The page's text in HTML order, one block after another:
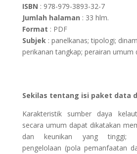
ISBN : 978-979-3893-32-7
Jumlah halaman : 33 hlm.
Format : PDF
Subjek: panelkanas; tipologi;
perikanan tangkap; perairan umum
Sekilas tentang isi paket data
Karakteristik sumber daya
secara umum dapat dikatakan
dan keunikan yang tinggi;
pengelolaan (pola pemanfaatan